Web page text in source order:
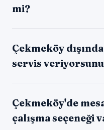
mi?
Çekmeköy
servis
Çekmeköy'de
çalışma seçeneği